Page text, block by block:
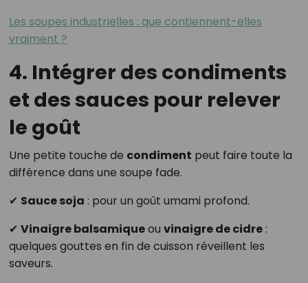
Les soupes industrielles : que contiennent-elles
vraiment ?
4. Intégrer des condiments
et des sauces pour relever
le goût
Une petite touche de condiment peut faire toute la
différence dans une soupe fade.
✔ Sauce soja : pour un goût umami profond.
✔ Vinaigre balsamiqueou vinaigre de cidre:
quelques gouttes en fin de cuisson réveillent les
saveurs.